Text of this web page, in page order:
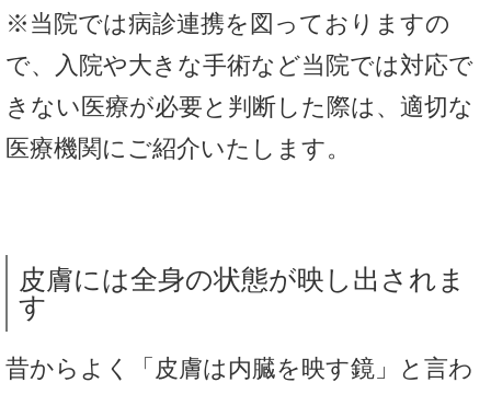
※当院では病診連携を図っておりますの
で、入院や大きな手術など当院では対応で
きない医療が必要と判断した際は、適切な
医療機関にご紹介いたします。
皮膚には全身の状態が映し出されま
す
昔からよく「皮膚は内臓を映す鏡」と言わ